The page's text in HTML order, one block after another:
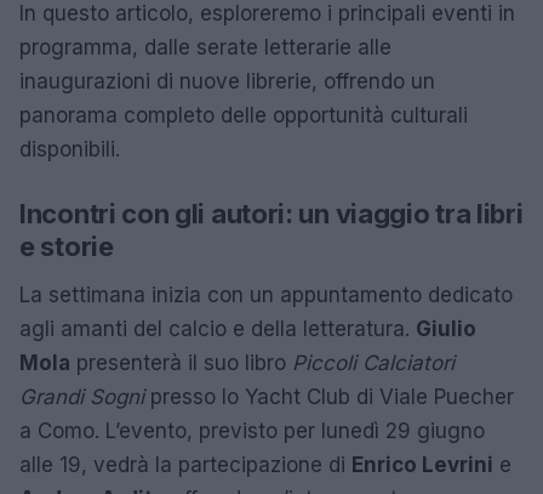
In questo articolo, esploreremo i principali eventi in
programma, dalle serate letterarie alle
inaugurazioni di nuove librerie, offrendo un
panorama completo delle opportunità culturali
disponibili.
Incontri con gli autori: un viaggio tra libri
e storie
La settimana inizia con un appuntamento dedicato
agli amanti del calcio e della letteratura. Giulio
Mola presenterà il suo libro Piccoli Calciatori
Grandi Sognipresso lo Yacht Club di Viale Puecher
a Como. L’evento, previsto per lunedì 29 giugno
alle 19, vedrà la partecipazione di Enrico Levrini e